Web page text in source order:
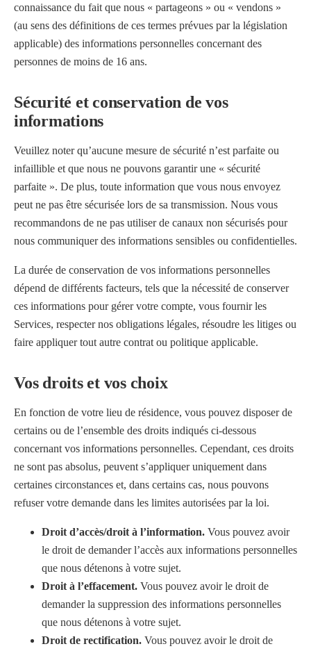
connaissance du fait que nous « partageons » ou « vendons »
(au sens des définitions de ces termes prévues par la législation
applicable) des informations personnelles concernant des
personnes de moins de 16 ans.
Sécurité et conservation de vos
informations
Veuillez noter qu’aucune mesure de sécurité n’est parfaite ou
infaillible et que nous ne pouvons garantir une « sécurité
parfaite ». De plus, toute information que vous nous envoyez
peut ne pas être sécurisée lors de sa transmission. Nous vous
recommandons de ne pas utiliser de canaux non sécurisés pour
nous communiquer des informations sensibles ou confidentielles.
La durée de conservation de vos informations personnelles
dépend de différents facteurs, tels que la nécessité de conserver
ces informations pour gérer votre compte, vous fournir les
Services, respecter nos obligations légales, résoudre les litiges ou
faire appliquer tout autre contrat ou politique applicable.
Vos droits et vos choix
En fonction de votre lieu de résidence, vous pouvez disposer de
certains ou de l’ensemble des droits indiqués ci-dessous
concernant vos informations personnelles. Cependant, ces droits
ne sont pas absolus, peuvent s’appliquer uniquement dans
certaines circonstances et, dans certains cas, nous pouvons
refuser votre demande dans les limites autorisées par la loi.
Droit d’accès/droit à l’information. Vous pouvez avoir
le droit de demander l’accès aux informations personnelles
que nous détenons à votre sujet.
Droit à l’effacement. Vous pouvez avoir le droit de
demander la suppression des informations personnelles
que nous détenons à votre sujet.
Droit de rectification. Vous pouvez avoir le droit de